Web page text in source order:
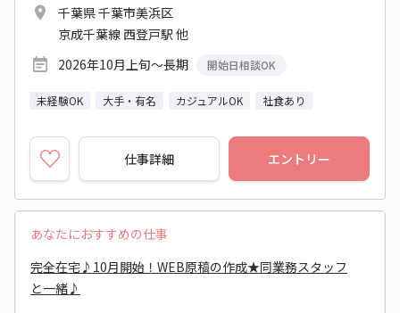
千葉県 千葉市美浜区
京成千葉線 西登戸駅 他
2026年10月上旬～長期
開始日相談OK
未経験OK 大手・有名 カジュアルOK 社食あり
仕事詳細 エントリー
あなたにおすすめの仕事
完全在宅♪10月開始！WEB原稿の作成★同業務スタッフ
と一緒♪